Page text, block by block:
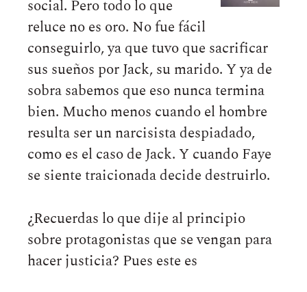
social. Pero todo lo que
reluce no es oro. No fue fácil
conseguirlo, ya que tuvo que sacrificar
sus sueños por Jack, su marido. Y ya de
sobra sabemos que eso nunca termina
bien. Mucho menos cuando el hombre
resulta ser un narcisista despiadado,
como es el caso de Jack. Y cuando Faye
se siente traicionada decide destruirlo.
¿Recuerdas lo que dije al principio
sobre protagonistas que se vengan para
hacer justicia? Pues este es